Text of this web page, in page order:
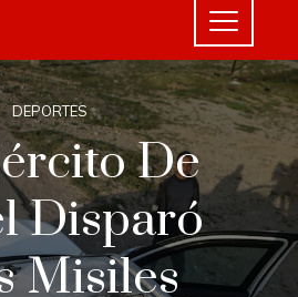
DEPORTES
De
Disparó
Misiles